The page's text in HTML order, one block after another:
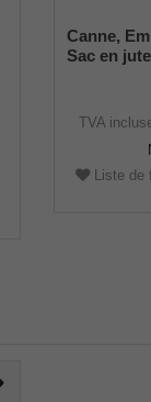
Canne,
Sac en
TVA
Liste de